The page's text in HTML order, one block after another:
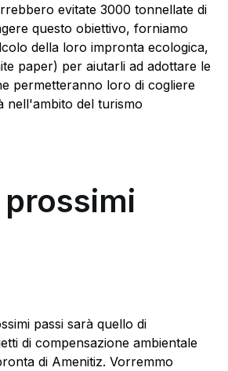
evitate 3000 tonnellate di
questo obiettivo, forniamo
della loro impronta ecologica,
paper) per aiutarli ad adottare le
permetteranno loro di cogliere
nell'ambito del turismo
passi sarà quello di
di compensazione ambientale
di Amenitiz. Vorremmo